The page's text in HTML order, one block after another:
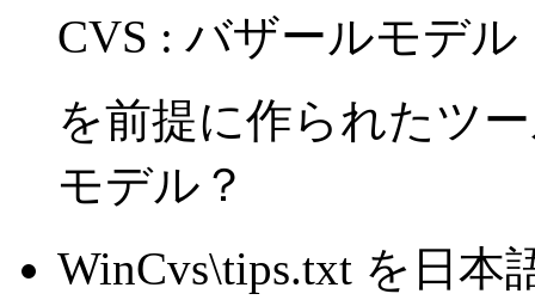
CVS : バザールモデル
を前提に作られたツ
モデル？
WinCvs\tips.txt を日